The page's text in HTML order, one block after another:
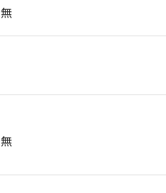
無
無